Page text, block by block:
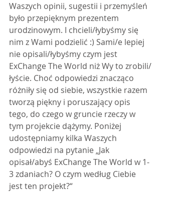
Waszych opinii, sugestii i przemyśleń
było przepięknym prezentem
urodzinowym. I chcieli/łybyśmy się
nim z Wami podzielić :) Sami/e lepiej
nie opisali/łybyśmy czym jest
ExChange The World niż Wy to zrobili/
łyście. Choć odpowiedzi znacząco
różniły się od siebie, wszystkie razem
tworzą piękny i poruszający opis
tego, do czego w gruncie rzeczy w
tym projekcie dążymy. Poniżej
udostępniamy kilka Waszych
odpowiedzi na pytanie „Jak
opisał/abyś ExChange The World w 1-
3 zdaniach? O czym według Ciebie
jest ten projekt?“